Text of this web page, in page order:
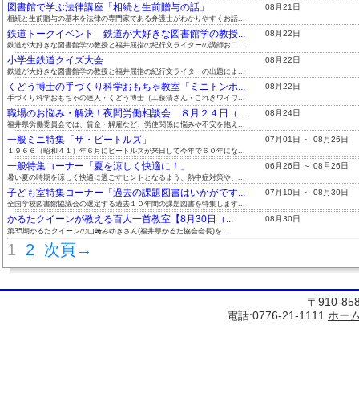
図書館で学ぶ法律講座「相続と生前贈与の話」 08月21日
相続と生前贈与の基本を法律の専門家である弁護士がわかりやすくお話...
鉄道トークイベント 鉄道が大好きな図書館学の教授... 08月22日
鉄道が大好きな図書館学の教授と福井屈指の紀行文ライターの講師お二...
小学生鉄道クイズ大会 08月22日
鉄道が大好きな図書館学の教授と福井屈指の紀行文ライターの出題によ...
くどう博士の手づくり科学おもちゃ教室「ミニトンボ... 08月22日
手づくり科学おもちゃの達人・くどう博士（工藤清さん・これきワイワ...
職場のお悩み・解決！夜間労働相談会 ８月２４日（... 08月24日
福井県労働委員会では、賃金・解雇など、労使関係に悩みや不安を抱え...
一般ミニ特集「ザ・ビートルズ」 07月01日 ～ 08月26日
１９６６（昭和４１）年６月にビートルズが来日して今年で６０年にな...
一般特集コーナー「夏を涼しく快適に！」 06月26日 ～ 08月26日
暑い夏の時期を涼しく快適に過ごすヒントとなるよう、熱中症対策や、...
子ども室特集コーナー「過去の課題図書はいかがです... 07月10日 ～ 08月30日
全国学校図書館協議会の選定する過去１０年間の課題図書を特集します...
かるたクイーンが教える百人一首教室【8月30日（... 08月30日
第35期かるたクイーンの山﨑みゆきさん(福井県かるた協会会長)を...
1 2 次頁→
〒910-
電話:0776-21-1111 ホー